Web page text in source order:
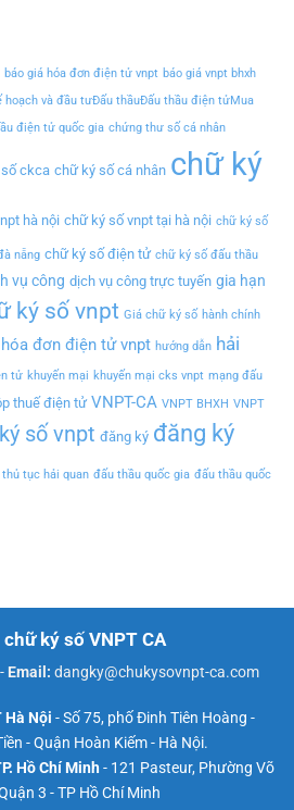
báo giá hóa đơn điện tử vnpt báo giá vnpt bhxh
hoạch và đầu tưĐấu thầuĐấu thầu điện tửMua
điện tử quốc gia chứng thư số cá nhân
ckca chữ ký số cá nhân chữ ký
hà nội chữ ký số vnpt tại hà nội chữ ký số
nẵng chữ ký số điện tử chữ ký số đấu thầu
vụ công dịch vụ công trực tuyến gia hạn
ký số vnpt Giá chữ ký số hành chính
hóa đơn điện tử vnpt hướng dẫn hải
tử khuyến mại khuyến mại cks vnpt mạng đấu
thuế điện tử VNPT-CA VNPT BHXH VNPT
số vnpt đăng ký đăng ký
tục hải quan đấu thầu quốc gia đấu thầu quốc
ký số VNPT CA
- Email: dangky@chukysovnpt-ca.com
Hà Nội - Số 75, phố Đinh Tiên Hoàng -
- Quận Hoàn Kiếm - Hà Nội.
Hồ Chí Minh- 121 Pasteur, Phường Võ
3 - TP Hồ Chí Minh